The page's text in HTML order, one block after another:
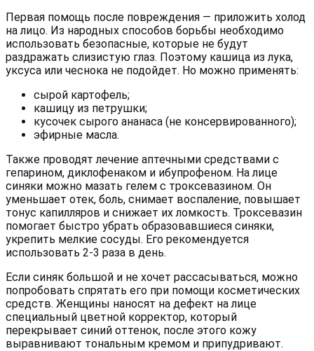
Первая помощь после повреждения — приложить холод
на лицо. Из народных способов борьбы необходимо
использовать безопасные, которые не будут
раздражать слизистую глаз. Поэтому кашица из лука,
уксуса или чеснока не подойдет. Но можно применять:
сырой картофель;
кашицу из петрушки;
кусочек сырого ананаса (не консервированного);
эфирные масла.
Также проводят лечение аптечными средствами с
гепарином, диклофенаком и ибупрофеном. На лице
синяки можно мазать гелем с троксевазином. Он
уменьшает отек, боль, снимает воспаление, повышает
тонус капилляров и снижает их ломкость. Троксевазин
помогает быстро убрать образовавшиеся синяки,
укрепить мелкие сосуды. Его рекомендуется
использовать 2-3 раза в день.
Если синяк большой и не хочет рассасываться, можно
попробовать спрятать его при помощи косметических
средств. Женщины наносят на дефект на лице
специальный цветной корректор, который
перекрывает синий оттенок, после этого кожу
выравнивают тональным кремом и припудривают.